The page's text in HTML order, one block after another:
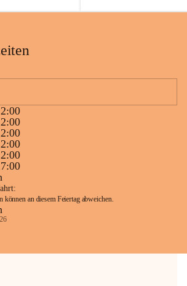
a
können an diesem Feiertag abweichen.